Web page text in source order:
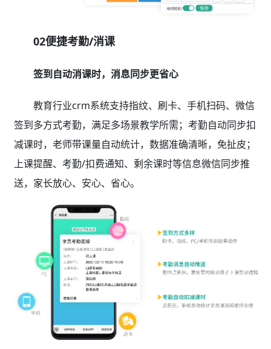
02便捷考勤/消课
签到自动消课时，消息同步更省心
教育行业crm系统支持指纹、刷卡、手机扫码、微信
签到多方式考勤，满足多场景教学所需；考勤自动同步扣
减课时，老师带课量自动统计，数据准确清晰，免扯皮；
上课提醒、考勤/扣费通知、剩余课时等信息微信同步推
送，家长放心、安心、省心。